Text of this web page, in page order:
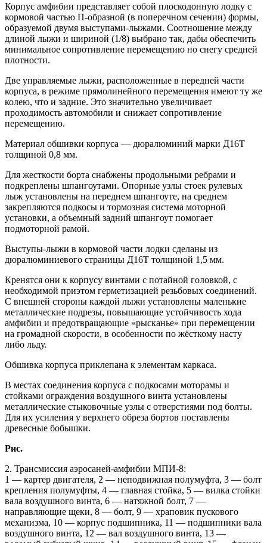
Корпус амфибии представляет собой плоскодонную лодку с
кормовой частью П-образной (в поперечном сечении) формы,
образуемой двумя выступами-лыжами. Соотношение между
длиной лыжи и шириной (1/8) выбрано так, дабы обеспечить
минимальное сопротивление перемещению но снегу средней
плотности.
Две управляемые лыжи, расположенные в передней части
корпуса, в режиме прямолинейного перемещения имеют ту же
колею, что и задние. Это значительно увеличивает
проходимость автомобили и снижает сопротивление
перемещению.
Материал обшивки корпуса — дюралюминий марки Д16Т
толщиной 0,8 мм.
Для жесткости борта снабжены продольными ребрами и
подкреплены шпангоутами. Опорные узлы стоек рулевых
лыж установлены на переднем шпангоуте, на среднем
закрепляются подкосы и тормозная система моторной
установки, а объемный задний шпангоут помогает
подмоторной рамой.
Выступы-лыжи в кормовой части лодки сделаны из
дюралюминиевого страницы Д16Т толщиной 1,5 мм.
Кренятся они к корпусу винтами с потайной головкой, с
необходимой приэтом герметизацией резьбовых соединений.
С внешней стороны каждой лыжи установлены маленькие
металлические подрезы, повышающие устойчивость хода
амфибии и предотвращающие «рысканье» при перемещении
на громадной скорости, в особенности по жёсткому насту
либо льду.
Обшивка корпуса приклепана к элементам каркаса.
В местах соединения корпуса с подкосами моторамы и
стойками ограждения воздушного винта установлены
металлические стыковочные узлы с отверстиями под болты.
Для их усиления у верхнего обреза бортов поставлены
древесные бобышки.
Рис.
2. Трансмиссия аэросаней-амфибии МПИ-8:
1 — картер двигателя, 2 — неподвижная полумуфта, 3 — болт
крепления полумуфты, 4 — главная стойка, 5 — вилка стойки
вала воздушного винта, 6 — натяжной болт, 7 —
направляющие щеки, 8 — болт, 9 — храповик пускового
механизма, 10 — корпус подшипника, 11 — подшипники вала
воздушного винта, 12 — вал воздушного винта, 13 —